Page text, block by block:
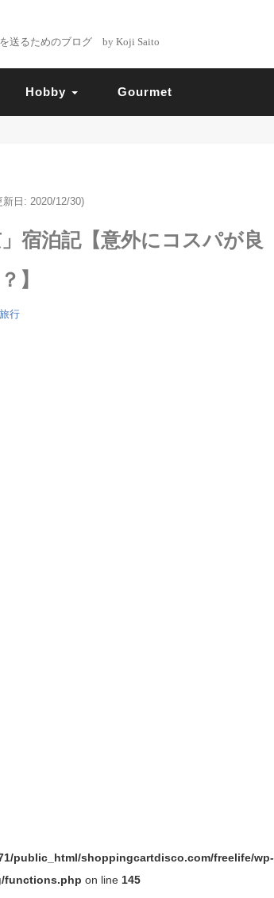
送るためのブログ by Koji Saito
Hobby Gourmet
新日: 2020/12/30)
宿泊記【意外にコスパが良
】
旅行
public_html/shoppingcartdisco.com/freelife/wp-
functions.php on line 145